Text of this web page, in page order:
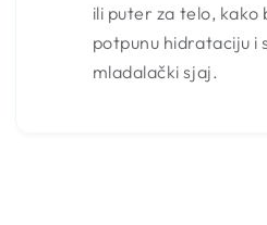
ili puter za telo, kako
potpunu hidrataciju i
mladalački sjaj.